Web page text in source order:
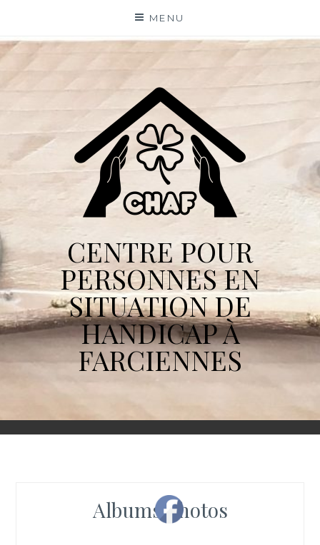
content
MENU
CENTRE POUR
PERSONNES EN
SITUATION DE
HANDICAP À
FARCIENNES
Albums photos